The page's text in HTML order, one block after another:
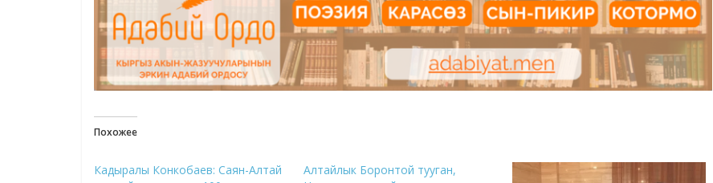
Похожее
Кадыралы Конкобаев: Саян-Алтай
Алтайлык Боронтой тууган,